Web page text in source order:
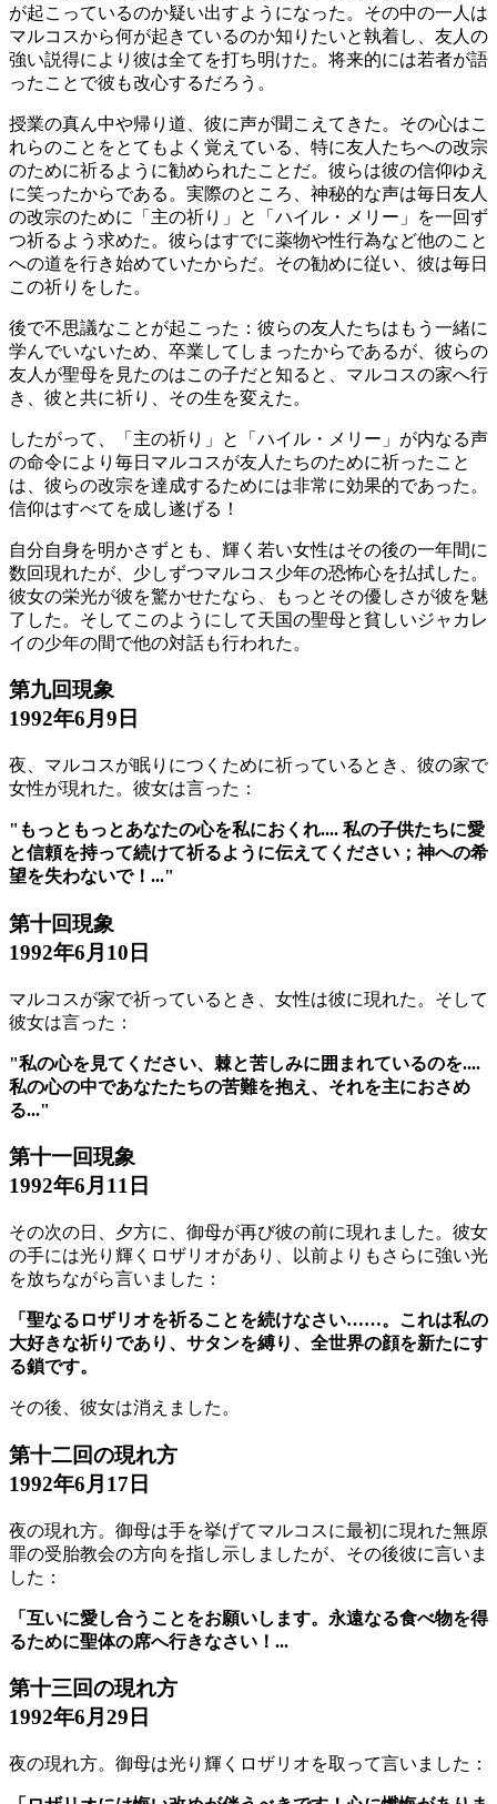
が起こっているのか疑い出すようになった。その中の一人は
マルコスから何が起きているのか知りたいと執着し、友人の
強い説得により彼は全てを打ち明けた。将来的には若者が語
ったことで彼も改心するだろう。
授業の真ん中や帰り道、彼に声が聞こえてきた。その心はこ
れらのことをとてもよく覚えている、特に友人たちへの改宗
のために祈るように勧められたことだ。彼らは彼の信仰ゆえ
に笑ったからである。実際のところ、神秘的な声は毎日友人
の改宗のために「主の祈り」と「ハイル・メリー」を一回ず
つ祈るよう求めた。彼らはすでに薬物や性行為など他のこと
への道を行き始めていたからだ。その勧めに従い、彼は毎日
この祈りをした。
後で不思議なことが起こった：彼らの友人たちはもう一緒に
学んでいないため、卒業してしまったからであるが、彼らの
友人が聖母を見たのはこの子だと知ると、マルコスの家へ行
き、彼と共に祈り、その生を変えた。
したがって、「主の祈り」と「ハイル・メリー」が内なる声
の命令により毎日マルコスが友人たちのために祈ったこと
は、彼らの改宗を達成するためには非常に効果的であった。
信仰はすべてを成し遂げる！
自分自身を明かさずとも、輝く若い女性はその後の一年間に
数回現れたが、少しずつマルコス少年の恐怖心を払拭した。
彼女の栄光が彼を驚かせたなら、もっとその優しさが彼を魅
了した。そしてこのようにして天国の聖母と貧しいジャカレ
イの少年の間で他の対話も行われた。
第九回現象
1992年6月9日
夜、マルコスが眠りにつくために祈っているとき、彼の家で
女性が現れた。彼女は言った：
"もっともっとあなたの心を私におくれ.... 私の子供たちに愛
と信頼を持って続けて祈るように伝えてください；神への希
望を失わないで！..."
第十回現象
1992年6月10日
マルコスが家で祈っているとき、女性は彼に現れた。そして
彼女は言った：
"私の心を見てください、棘と苦しみに囲まれているのを....
私の心の中であなたたちの苦難を抱え、それを主におさめ
る..."
第十一回現象
1992年6月11日
その次の日、夕方に、御母が再び彼の前に現れました。彼女
の手には光り輝くロザリオがあり、以前よりもさらに強い光
を放ちながら言いました：
「聖なるロザリオを祈ることを続けなさい……。これは私の
大好きな祈りであり、サタンを縛り、全世界の顔を新たにす
る鎖です。
その後、彼女は消えました。
第十二回の現れ方
1992年6月17日
夜の現れ方。御母は手を挙げてマルコスに最初に現れた無原
罪の受胎教会の方向を指し示しましたが、その後彼に言いま
した：
「互いに愛し合うことをお願いします。永遠なる食べ物を得
るために聖体の席へ行きなさい！...
第十三回の現れ方
1992年6月29日
夜の現れ方。御母は光り輝くロザリオを取って言いました：